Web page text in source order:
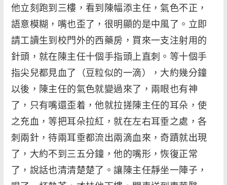
他立刻跑到三樓，看到陳幅添主任，氣色不正，
語意模糊，嘴也歪了，很明顯的是中風了。立即
請工讀生到校門外的西藥房，買來一支注射用的
針頭，就在陳主任十個手指頭上直刺。等十個手
指尖兒都見血了（豆粒似的一滴），大約幾分鐘
以後，陳主任的氣色就變過來了，兩眼也有神
了，只有嘴還歪着，他就拉搓陳主任的耳朵，使
之充血，等把耳朵拉紅，就在左右耳垂之處，各
刺兩針，待兩耳垂都流出兩滴血來，奇蹟就出現
了，大約不到三五分鐘，他的嘴形，恢復正常
了，說話也清清楚楚了。讓陳主任靜坐一陣子，